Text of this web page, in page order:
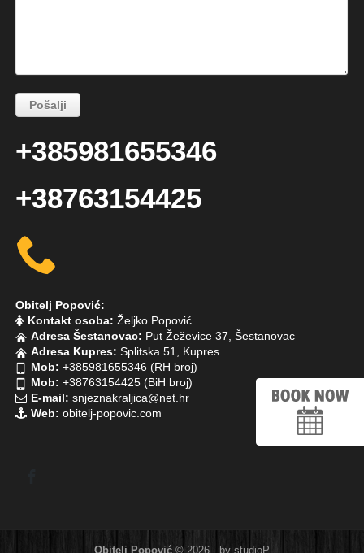
+385981655346
+38763154425
Obitelj Popović:
Kontakt osoba: Željko Popović
Adresa Šestanovac: Put Žeževice 37, Šestanovac
Adresa Kupres: Splitska 51, Kupres
Mob: +385981655346 (RH broj)
Mob: +38763154425 (BiH broj)
E-mail: snjeznakraljica@net.hr
Web: obitelj-popovic.com
Obitelj Popović © 2026 - by studioP